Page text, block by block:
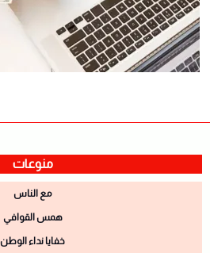
منوعات
مع الناس
همس القوافي
خفايا نداء الوطن